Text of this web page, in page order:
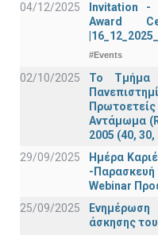
04/12/2025
Invitation -
Award
#Events
02/10/2025
Το Τμήμα
Αντάμωμα
2005 (40, 30,
29/09/2025
Ημέρα
-Παρασκευή
Webinar
25/09/2025
άσκησης